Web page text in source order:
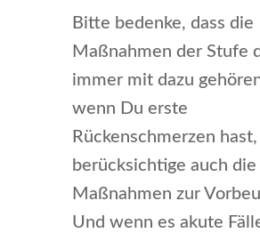
Bitte bedenke, dass die
Maßnahmen der Stufe
immer mit dazu
wenn Du erste
Rückenschmerzen hast,
berücksichtige auch die
Maßnahmen zur
Und wenn es akute